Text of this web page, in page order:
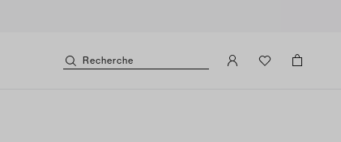
Recherche